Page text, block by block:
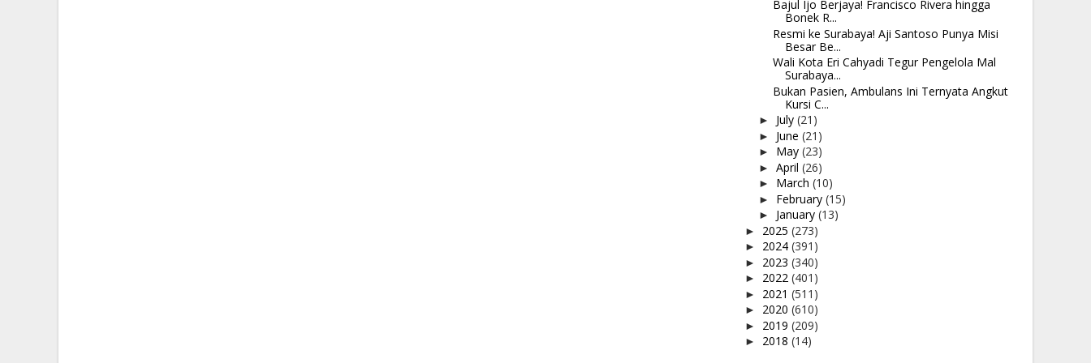
Bajul Ijo Berjaya! Francisco Rivera hingga
Bonek R...
Resmi ke Surabaya! Aji Santoso Punya Misi
Besar Be...
Wali Kota Eri Cahyadi Tegur Pengelola Mal
Surabaya...
Bukan Pasien, Ambulans Ini Ternyata Angkut
Kursi C...
► July (21)
► June (21)
► May (23)
► April (26)
► March (10)
► February (15)
► January (13)
► 2025 (273)
► 2024 (391)
► 2023 (340)
► 2022 (401)
► 2021 (511)
► 2020 (610)
► 2019 (209)
► 2018 (14)